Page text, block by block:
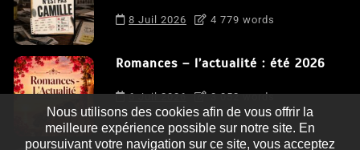
8 Juil 2026 4 779 words
Romances – l’actualité : été 2026
6 Juil 2026 3 052 words
Nous utilisons des cookies afin de vous offrir la
meilleure expérience possible sur notre site. En
poursuivant votre navigation sur ce site, vous acceptez